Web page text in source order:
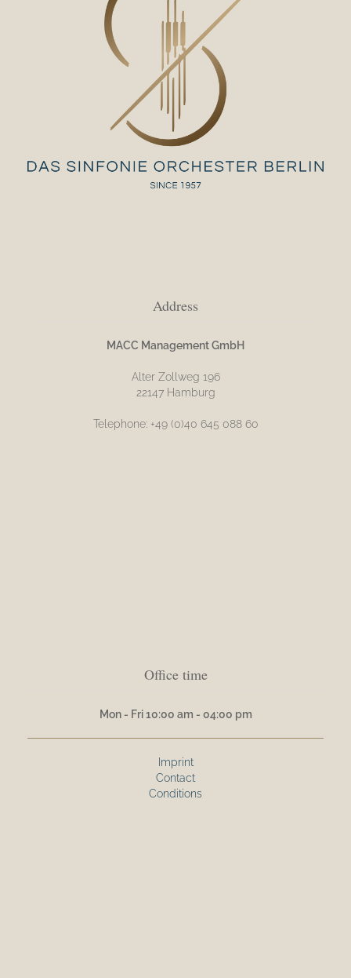
Address
MACC Management GmbH
Alter Zollweg 196
22147 Hamburg
Telephone: +49 (0)40 645 088 60
Office time
Mon - Fri 10:00 am - 04:00 pm
Imprint
Contact
Conditions